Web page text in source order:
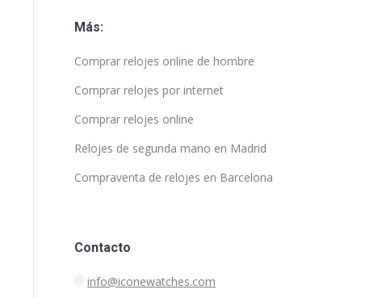
Más:
Comprar relojes online de hombre
Comprar relojes por internet
Comprar relojes online
Relojes de segunda mano en Madrid
Compraventa de relojes en Barcelona
Contacto
info@iconewatches.com